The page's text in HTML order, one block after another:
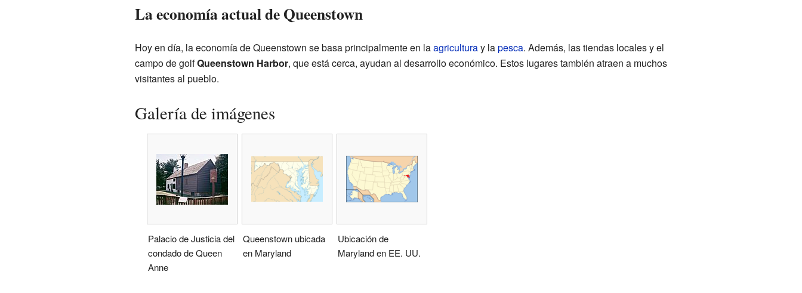
La economía actual de Queenstown
Hoy en día, la economía de Queenstown se basa principalmente en laagriculturay lapesca. Además, las tiendas locales y el
campo de golfQueenstown Harbor, que está cerca, ayudan al desarrollo económico. Estos lugares también atraen a muchos
visitantes al pueblo.
Galería de imágenes
Palacio de Justicia del
condado de Queen
Anne
Queenstown ubicada
en Maryland
Ubicación de
Maryland en EE. UU.